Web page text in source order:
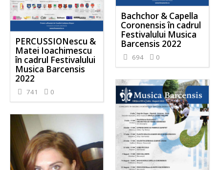
Bachchor & Capella
Coronensis în cadrul
Festivalului Musica
Barcensis 2022
694 0
PERCUSSIONescu &
Matei Ioachimescu
în cadrul Festivalului
Musica Barcensis
2022
741 0